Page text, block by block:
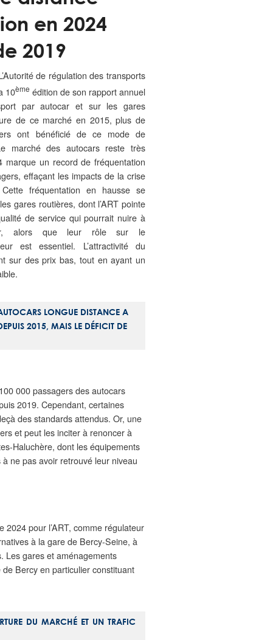
en 2024
2019
de régulation des transports
10ème édition de son rapport annuel
par autocar et sur les gares
de ce marché en 2015, plus de
ont bénéficié de ce mode de
marché des autocars reste très
marque un record de fréquentation
effaçant les impacts de la crise
fréquentation en hausse se
gares routières, dont l’ART pointe
de service qui pourrait nuire à
alors que leur rôle sur le
est essentiel. L’attractivité du
sur des prix bas, tout en ayant un
LONGUE DISTANCE A
2015, MAIS LE DÉFICIT DE
000 passagers des autocars
2019. Cependant, certaines
des standards attendus. Or, une
et peut les inciter à renoncer à
Haluchère, dont les équipements
ne pas avoir retrouvé leur niveau
2024 pour l’ART, comme régulateur
à la gare de Bercy-Seine, à
Les gares et aménagements
Bercy en particulier constituant
DU MARCHÉ ET UN TRAFIC